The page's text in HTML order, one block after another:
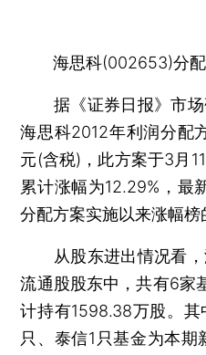
海思科(002653)分配
据《证券日报》市场
海思科2012年利润分配
元(含税)，此方案于3月
累计涨幅为12.29%，最
分配方案实施以来涨幅榜
从股东进出情况看，
流通股股东中，共有6家
计持有1598.38万股。
只、泰信1只基金为本